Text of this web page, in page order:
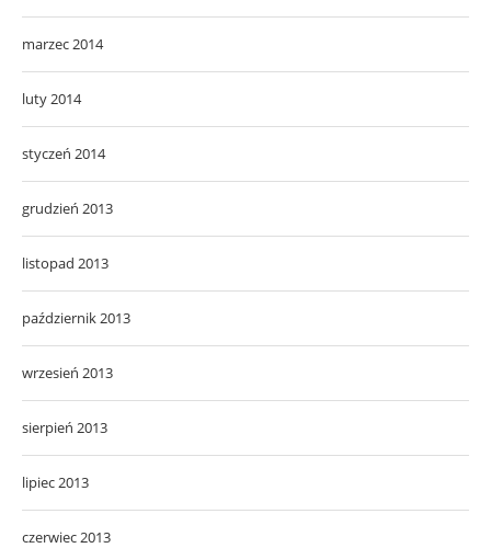
marzec 2014
luty 2014
styczeń 2014
grudzień 2013
listopad 2013
październik 2013
wrzesień 2013
sierpień 2013
lipiec 2013
czerwiec 2013